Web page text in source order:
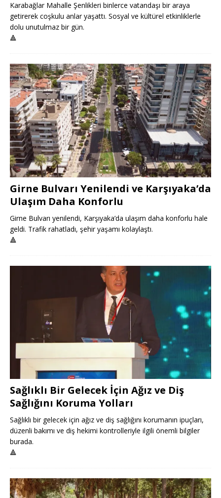
Karabağlar Mahalle Şenlikleri binlerce vatandaşı bir araya
getirerek coşkulu anlar yaşattı. Sosyal ve kültürel etkinliklerle
dolu unutulmaz bir gün.
🔺
Girne Bulvarı Yenilendi ve Karşıyaka’da
Ulaşım Daha Konforlu
Girne Bulvarı yenilendi, Karşıyaka’da ulaşım daha konforlu hale
geldi. Trafik rahatladı, şehir yaşamı kolaylaştı.
🔺
Sağlıklı Bir Gelecek İçin Ağız ve Diş
Sağlığını Koruma Yolları
Sağlıklı bir gelecek için ağız ve diş sağlığını korumanın ipuçları,
düzenli bakımı ve diş hekimi kontrolleriyle ilgili önemli bilgiler
burada.
🔺